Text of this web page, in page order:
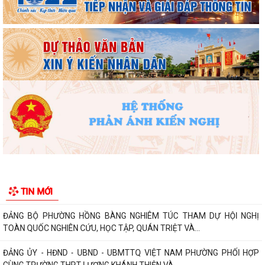
TIN MỚI
Phường Hồng Bàng tổng kết và trao giải Cuộc thi chính luận về bảo vệ
nền tảng tư tưởng của Đảng năm...
PHƯỜNG HỒNG BÀNG NÂNG CAO CHẤT LƯỢNG SINH HOẠT CHI BỘ TỪ
CƠ SỞ
Trường Tiểu học Đinh Tiên Hoàng (phường Hồng Bàng) tăng kiến thức,
kỹ năng phòng chống đuối nước...
Phường Hồng Bàng tập huấn kiến thức về an toàn thực phẩm cho các
cơ sở kinh doanh dịch vụ ăn uống,...
KẾT CÔNG TÁC HỘI 6 THÁNG ĐẦU NĂM 2026
ĐẢNG BỘ PHƯỜNG HỒNG BÀNG NGHIÊM TÚC THAM DỰ HỘI NGHỊ
TOÀN QUỐC NGHIÊN CỨU, HỌC TẬP, QUÁN TRIỆT VÀ...
ĐẢNG ỦY - HĐND - UBND - UBMTTQ VIỆT NAM PHƯỜNG PHỐI HỢP
CÙNG TRƯỜNG THPT LƯƠNG KHÁNH THIỆN VÀ...